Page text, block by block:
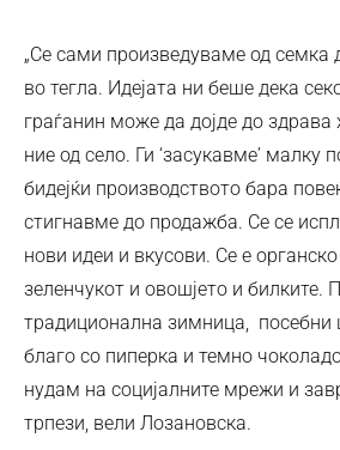
„Се сами произведуваме од семка
во тегла. Идејата ни беше дека
граѓанин може да дојде до здрава
ние од село. Ги ‘засукавме’ малку
бидејќи производството бара
стигнавме до продажба. Се се
нови идеи и вкусови. Се е
зеленчукот и овошјето и билките.
традиционална зимница, посебни
благо со пиперка и темно
нудам на социјалните мрежи и
трпези, вели Лозановска.